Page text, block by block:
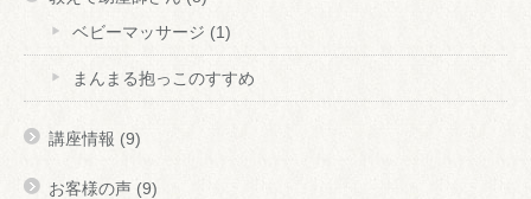
ベビーマッサージ (1)
まんまる抱っこのすすめ
講座情報 (9)
お客様の声 (9)